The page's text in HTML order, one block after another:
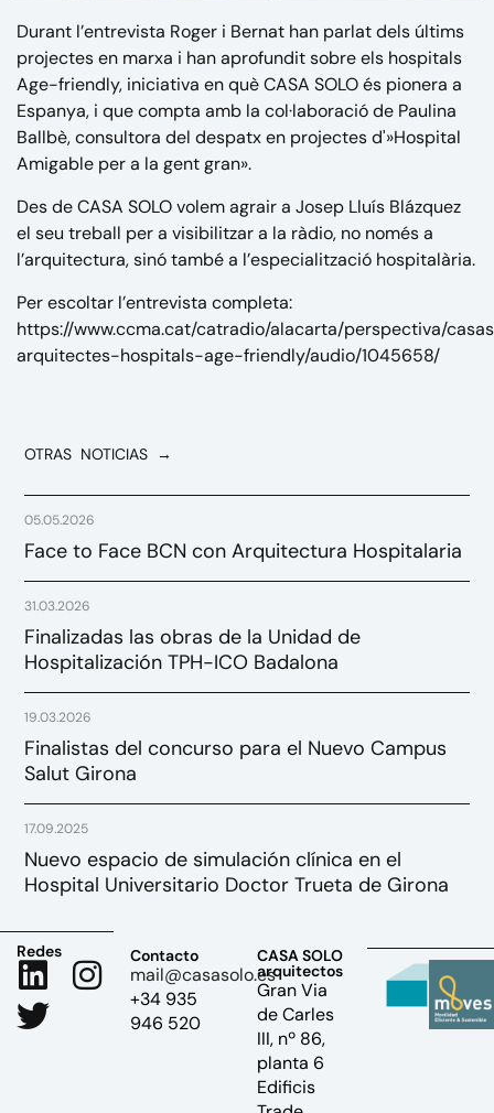
Durant l’entrevista Roger i Bernat han parlat dels últims
projectes en marxa i han aprofundit sobre els hospitals
Age-friendly, iniciativa en què CASA SOLO és pionera a
Espanya, i que compta amb la col·laboració de Paulina
Ballbè, consultora del despatx en projectes d'»Hospital
Amigable per a la gent gran».
Des de CASA SOLO volem agrair a Josep Lluís Blázquez
el seu treball per a visibilitzar a la ràdio, no només a
l’arquitectura, sinó també a l’especialització hospitalària.
Per escoltar l’entrevista completa:
https://www.ccma.cat/catradio/alacarta/perspectiva/
arquitectes-hospitals-age-friendly/audio/1045658/
OTRAS NOTICIAS →
Face to Face BCN con Arquitectura Hospitalaria
05.05.2026
Finalizadas las obras de la Unidad de
Hospitalización TPH-ICO Badalona
31.03.2026
Finalistas del concurso para el Nuevo Campus
Salut Girona
19.03.2026
Nuevo espacio de simulación clínica en el
Hospital Universitario Doctor Trueta de Girona
17.09.2025
CASA SOLO
arquitectos
Gran Via
de Carles
III, nº 86,
planta 6
Edificis
Contacto
mail@casasolo.es
+34 935
946 520
Redes